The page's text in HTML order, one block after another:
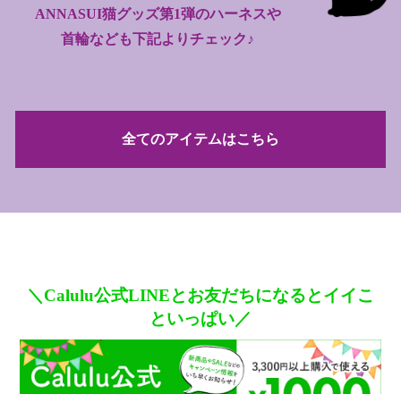
ANNASUI猫グッズ第1弾のハーネスや
首輪なども下記よりチェック♪
全てのアイテムはこちら
＼Calulu公式LINEとお友だちになるとイイこ
といっぱい／